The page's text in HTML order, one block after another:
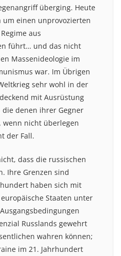
überging. Heute
um einen unprovozierten
aus
führt… und das nicht
Massenideologie im
war. Im Übrigen
sehr wohl in der
mit Ausrüstung
die denen ihrer Gegner
wenn nicht überlegen
der Fall.
dass die russischen
Ihre Grenzen sind
haben sich mit
Staaten unter
Russlands gewehrt
wahren können;
im 21. Jahrhundert